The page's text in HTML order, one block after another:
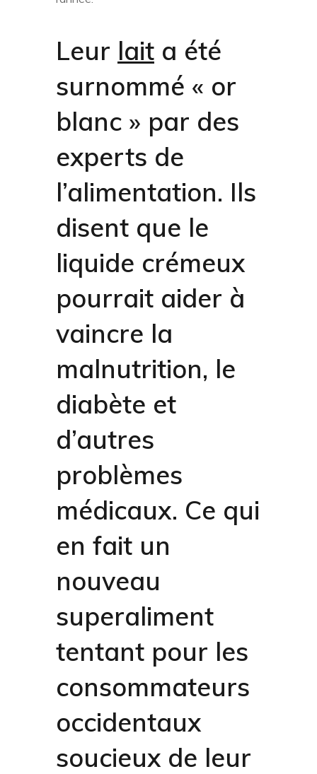
Leur lait a été
surnommé « or
blanc » par des
experts de
l’alimentation. Ils
disent que le
liquide crémeux
pourrait aider à
vaincre la
malnutrition, le
diabète et
d’autres
problèmes
médicaux. Ce qui
en fait un
nouveau
superaliment
tentant pour les
consommateurs
occidentaux
soucieux de leur